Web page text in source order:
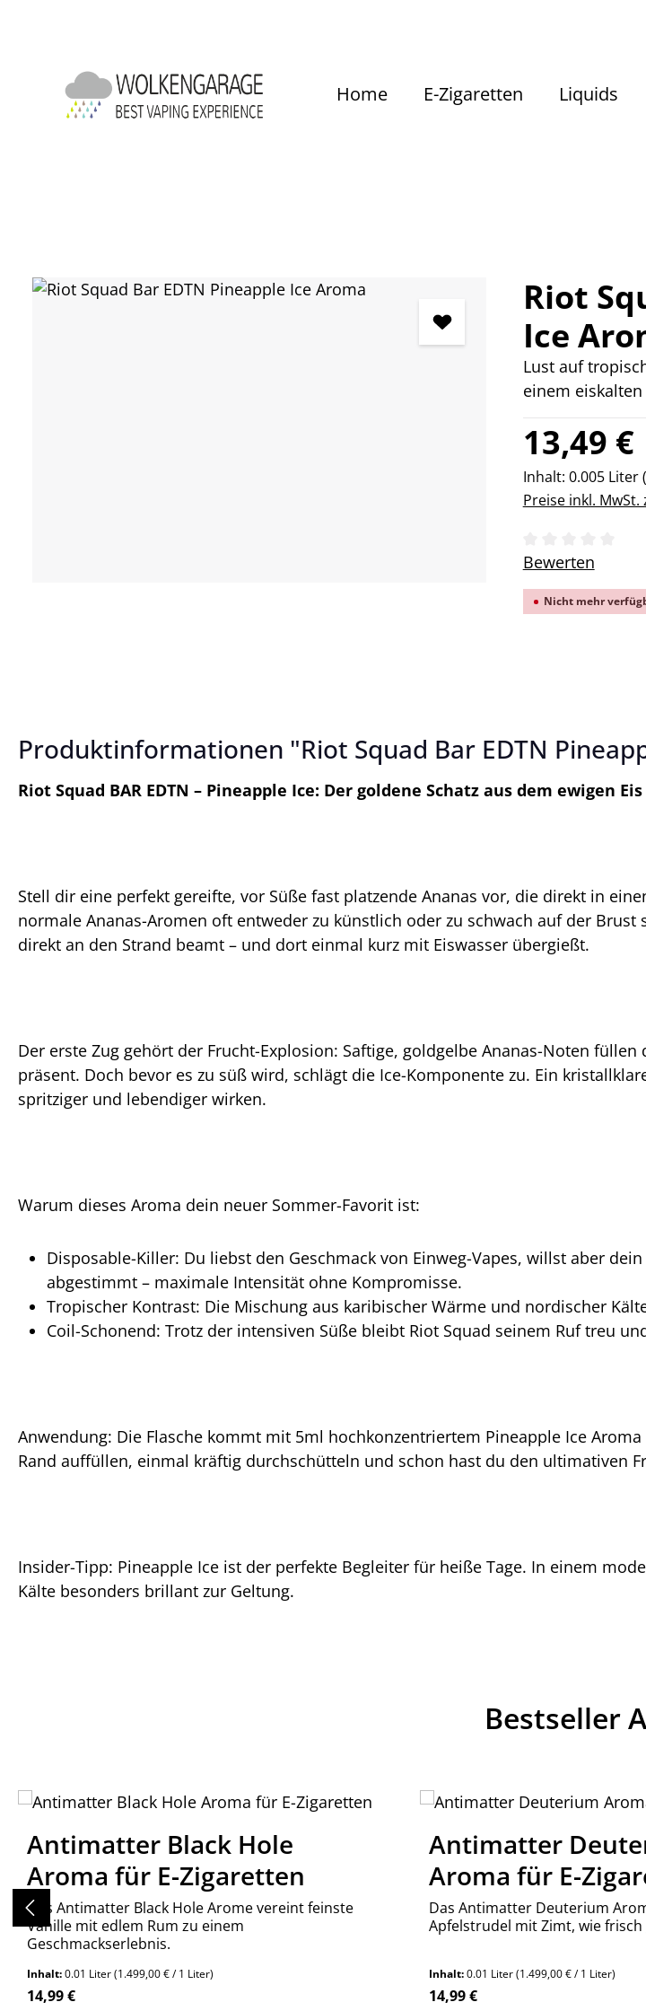
Home E-Zigaretten Liquids
Bildergalerie überspringen
Riot
Ice
Lust auf
einem
Regulärer Preis:
13,49 €
Inhalt: 0.005 Liter
Preise inkl.
Bewerten
Nicht mehr
Produktinformationen "Riot Squad Bar EDTN
Riot Squad BAR EDTN – Pineapple Ice: Der goldene Schatz aus dem ewigen Eis
Stell dir eine perfekt gereifte, vor Süße fast platzende Ananas vor, die direkt in
normale Ananas-Aromen oft entweder zu künstlich oder zu schwach auf der
direkt an den Strand beamt – und dort einmal kurz mit Eiswasser übergießt.
Der erste Zug gehört der Frucht-Explosion: Saftige, goldgelbe Ananas-Noten
präsent. Doch bevor es zu süß wird, schlägt die Ice-Komponente zu. Ein
spritziger und lebendiger wirken.
Warum dieses Aroma dein neuer Sommer-Favorit ist:
Disposable-Killer: Du liebst den Geschmack von Einweg-Vapes, willst aber
abgestimmt – maximale Intensität ohne Kompromisse.
Tropischer Kontrast: Die Mischung aus karibischer Wärme und nordischer
Coil-Schonend: Trotz der intensiven Süße bleibt Riot Squad seinem Ruf treu
Anwendung: Die Flasche kommt mit 5ml hochkonzentriertem Pineapple Ice
Rand auffüllen, einmal kräftig durchschütteln und schon hast du den ultimativen
Insider-Tipp: Pineapple Ice ist der perfekte Begleiter für heiße Tage. In einem
Kälte besonders brillant zur Geltung.
Bestseller
Produktgalerie überspringen
Antimatter Black Hole
Aroma für E-Zigaretten
Das Antimatter Black Hole Arome vereint feinste
Vanille mit edlem Rum zu einem
Geschmackserlebnis.
Inhalt:0.01 Liter(1.499,00 € / 1 Liter)
Regulärer Preis:
14,99 €
Antimatter
Aroma für E-
Das Antimatter Deuterium
Apfelstrudel mit Zimt, wie frisch
Inhalt:0.01 Liter(1.499,00 € / 1 Liter)
Regulärer Preis:
14,99 €